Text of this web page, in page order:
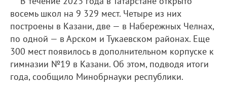
восемь школ на 9 329 мест. Четыре из них
построены в Казани, две — в Набережных Челнах,
по одной — в Арском и Тукаевском районах. Еще
300 мест появилось в дополнительном корпуске к
гимназии №19 в Казани. Об этом, подводя итоги
года, сообщило Минобрнауки республики.